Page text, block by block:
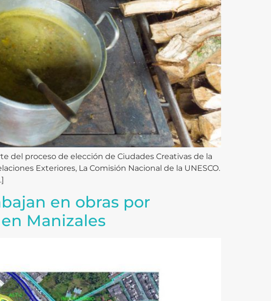
del proceso de elección de Ciudades Creativas de la
Exteriores, La Comisión Nacional de la UNESCO.
en obras por
Manizales